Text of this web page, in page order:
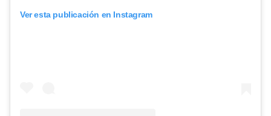
Ver esta publicación en Instagram